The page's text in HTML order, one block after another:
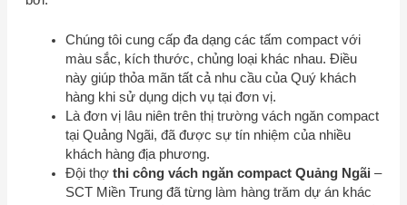
Chúng tôi cung cấp đa dạng các tấm compact với
màu sắc, kích thước, chủng loại khác nhau. Điều
này giúp thỏa mãn tất cả nhu cầu của Quý khách
hàng khi sử dụng dịch vụ tại đơn vị.
Là đơn vị lâu niên trên thị trường vách ngăn compact
tại Quảng Ngãi, đã được sự tín nhiệm của nhiều
khách hàng địa phương.
Đội thợ thi công vách ngăn compact Quảng Ngãi –
SCT Miền Trungđã từng làm hàng trăm dự án khác